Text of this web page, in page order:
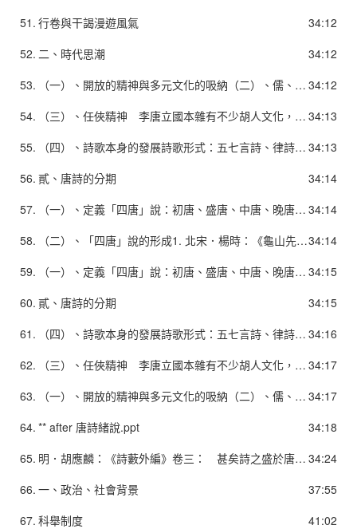
34:12
51. 行卷與干謁漫遊風氣
34:12
52. 二、時代思潮
34:12
53.
（一）、開放的精神與多元文化的吸納（二）、儒、釋、道並存1. 在政治上意圖恢復儒家的政教傳統，力求以「復古」達到文化理想。 強調文學的教化功能和比興寄託。 作品流露建功立業的抱負，憂國憂民的情懷。2. 佛教及道教亦對詩歌題材、文學理論和詩歌意境等方面，提供了極遠的影響。
34:13
54.
（三）、任俠精神 李唐立國本雜有不少胡人文化，初唐以來亦有不少英雄俠客躋身高位，加上當時士人充滿建功立名的幻想，故推崇英雄俠客，甚至不少詩人即以任俠自許或見稱當世。任俠精神不但提供邊塞詩，也為唐詩提供了昂揚豪邁的風格，更是唐人傳奇的重要主題。
34:13
55.
（四）、詩歌本身的發展詩歌形式：五七言詩、律詩、絕句體在唐代以前都已初具雛形。2. 題材內容：唐詩多繼承前人已形成的題材，如詠史、詠懷、玄言、遊仙、田園、山水、離情相思、詠物、艷情、宮廷遊宴、邊塞軍旅等，在魏晉南北朝皆已形成傳統，至唐代乃在這些題材上發展。3. 技巧風格：唐詩既繼承了前化傳統，亦有所創新，既講文采、重聲律，但亦能遠溯〈國風〉、〈離騷〉，近取建安風骨和太康以來的麗辭。
34:14
56. 貳、唐詩的分期
34:14
57.
（一）、定義「四唐」說：初唐、盛唐、中唐、晚唐四個時期。1. 初唐：西元618-712，唐高祖武德元年至睿宗太極元年。2. 盛唐：西元713-765，唐玄宗開元元年至代宗永泰元年。3. 中唐：西元766-835，唐代宗大曆元年至文宗太和九年。4. 晚唐：西元836-906，文宗開成元年至昭宣帝天祐三年。（進入大中時期）＊安祿山之亂（755-763）
34:14
58.
（二）、「四唐」說的形成1. 北宋．楊時：《龜山先生語錄》卷二： 「詩之變至唐而止。元和之詩極盛。詩有盛唐、中唐、晚唐，五代陋矣。」2. 南宋．嚴羽：《滄浪詩話．詩辨》： 「以時而論，則有……唐初體（唐初猶襲陳隋之體）、盛唐體（景雲710-711以後，開元、天寶諸公之詩）、大歷體（大歷十才子之詩）、元和體（元、白諸公之詩）、晚唐體。」3. 宋元之交的方回：《瀛奎律髓》卷十： 「予選詩以老杜為主。老杜同時人皆盛唐之作，亦取之。中唐則大歷以後，元和以前，亦取之。晚唐詩人，賈島開一別派，姚合繼之，沿而下亦非無作
34:15
59.
（一）、定義「四唐」說：初唐、盛唐、中唐、晚唐四個時期。1. 初唐：西元618-712，唐高祖武德元年至睿宗太極元年。2. 盛唐：西元713-765，唐玄宗開元元年至代宗永泰元年。3. 中唐：西元766-835，唐代宗大曆元年至文宗太和九年。4. 晚唐：西元836-906，文宗開成元年至昭宣帝天祐三年。（進入大中時期）＊安祿山之亂（755-763）
34:15
60. 貳、唐詩的分期
34:16
61.
（四）、詩歌本身的發展詩歌形式：五七言詩、律詩、絕句體在唐代以前都已初具雛形。2. 題材內容：唐詩多繼承前人已形成的題材，如詠史、詠懷、玄言、遊仙、田園、山水、離情相思、詠物、艷情、宮廷遊宴、邊塞軍旅等，在魏晉南北朝皆已形成傳統，至唐代乃在這些題材上發展。3. 技巧風格：唐詩既繼承了前化傳統，亦有所創新，既講文采、重聲律，但亦能遠溯〈國風〉、〈離騷〉，近取建安風骨和太康以來的麗辭。
34:17
62.
（三）、任俠精神 李唐立國本雜有不少胡人文化，初唐以來亦有不少英雄俠客躋身高位，加上當時士人充滿建功立名的幻想，故推崇英雄俠客，甚至不少詩人即以任俠自許或見稱當世。任俠精神不但提供邊塞詩，也為唐詩提供了昂揚豪邁的風格，更是唐人傳奇的重要主題。
34:17
63.
（一）、開放的精神與多元文化的吸納（二）、儒、釋、道並存1. 在政治上意圖恢復儒家的政教傳統，力求以「復古」達到文化理想。 強調文學的教化功能和比興寄託。 作品流露建功立業的抱負，憂國憂民的情懷。2. 佛教及道教亦對詩歌題材、文學理論和詩歌意境等方面，提供了極遠的影響。
34:18
64. ** after 唐詩緒說.ppt
34:24
65.
明．胡應麟：《詩藪外編》卷三： 甚矣詩之盛於唐也。 其體則三四五言，六七雜言，樂府歌行，近體絕句，靡不備矣。 其格則高卑遠近，濃淡淺深，巨細精靈，巧拙強弱，靡弗具矣。 其調則飄逸渾雄，沈深博大，綺麗幽閒，新奇猥瑣，靡弗屆矣。 其人則帝王將相，朝士布衣，童子婦人，緇衣羽客，靡弗預矣。」
37:55
66. 一、政治、社會背景
41:02
67. 科舉制度